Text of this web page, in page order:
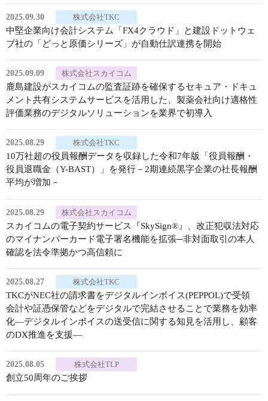
2025.09.30 株式会社TKC
中堅企業向け会計システム「FX4クラウド」と建設ドットウェ
ブ社の「どっと原価シリーズ」が自動仕訳連携を開始
2025.09.09 株式会社スカイコム
鹿島建設がスカイコムの監査証跡を確保するセキュア・ドキュ
メント共有システムサービスを活用した、製薬会社向け適格性
評価業務のデジタルソリューションを業界で初導入
2025.08.29 株式会社TKC
10万社超の役員報酬データを収録した令和7年版「役員報酬・
役員退職金（Y-BAST）」を発行－2期連続黒字企業の社長報酬
平均が増加－
2025.08.29 株式会社スカイコム
スカイコムの電子契約サービス『SkySign®』、改正犯収法対応
のマイナンバーカード電子署名機能を拡張─非対面取引の本人
確認を法令準拠かつ高信頼に
2025.08.27 株式会社TKC
TKCがNEC社の請求書をデジタルインボイス(PEPPOL)で受領
会計や証憑保管などをデジタルで完結させることで業務を効率
化―デジタルインボイスの送受信に関する知見を活用し、顧客
のDX推進を支援―
2025.08.05 株式会社TLP
創立50周年のご挨拶